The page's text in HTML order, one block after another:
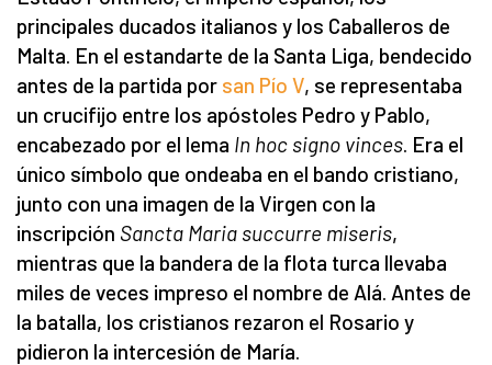
principales ducados italianos y los Caballeros de
Malta. En el estandarte de la Santa Liga, bendecido
antes de la partida por san Pío V, se representaba
un crucifijo entre los apóstoles Pedro y Pablo,
encabezado por el lema In hoc signo vinces . Era el
único símbolo que ondeaba en el bando cristiano,
junto con una imagen de la Virgen con la
inscripción Sancta Maria succurre miseris,
mientras que la bandera de la flota turca llevaba
miles de veces impreso el nombre de Alá. Antes de
la batalla, los cristianos rezaron el Rosario y
pidieron la intercesión de María.